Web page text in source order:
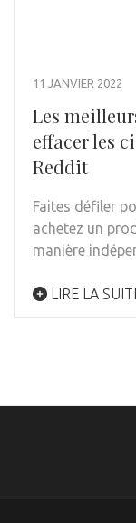
11 JANVIER 2022
Les
effacer les
Reddit
Faites défiler
achetez un
manière
LIRE LA